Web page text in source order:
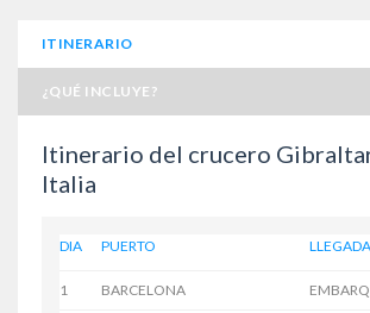
ITINERARIO
¿QUÉ INCLUYE?
Itinerario del crucero
Italia
DIA PUERTO LLEGADA
1 BARCELONA